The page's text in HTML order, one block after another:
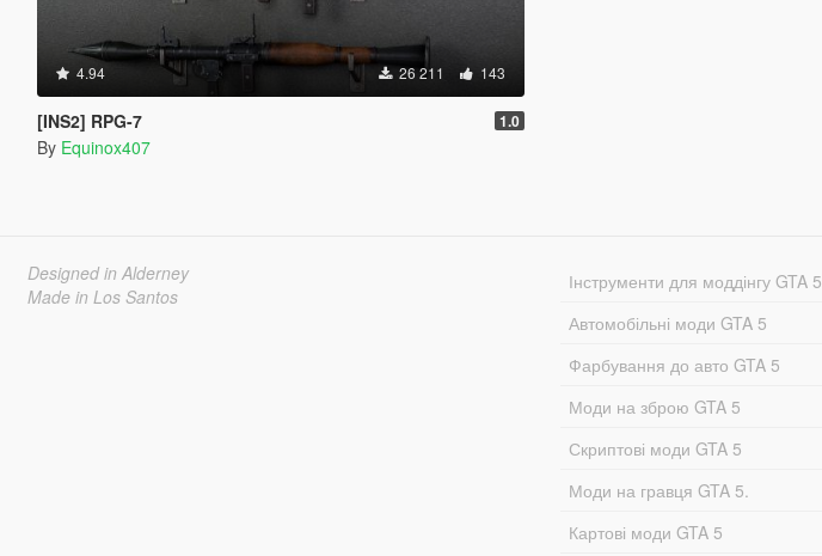
4.94 26 211 143
[INS2] RPG-7 1.0
By Equinox407
Designed in Alderney
Made in Los Santos
Інструменти для моддінгу GTA 5
Автомобільні моди GTA 5
Фарбування до авто GTA 5
Моди на зброю GTA 5
Скриптові моди GTA 5
Моди на гравця GTA 5.
Картові моди GTA 5